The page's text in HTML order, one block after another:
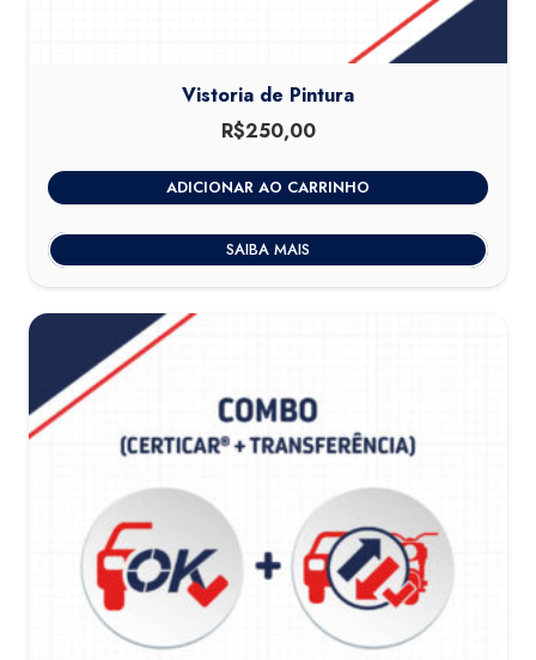
Vistoria de Pintura
R$250,00
ADICIONAR AO CARRINHO
SAIBA MAIS